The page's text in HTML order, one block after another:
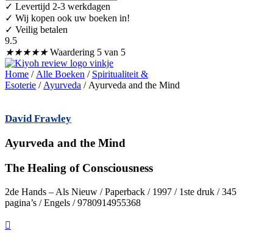
✓ Levertijd 2-3 werkdagen
✓ Wij kopen ook uw boeken in!
✓ Veilig betalen
9.5
★★★★★ Waardering 5 van 5
Home / Alle Boeken / Spiritualiteit &
Esoterie / Ayurveda / Ayurveda and the Mind
David Frawley
Ayurveda and the Mind
The Healing of Consciousness
2de Hands – Als Nieuw / Paperback / 1997 / 1ste druk / 345
pagina’s / Engels / 9780914955368